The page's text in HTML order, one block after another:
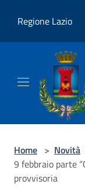
Regione Lazio
Home > Novità
9 febbraio parte
provvisoria